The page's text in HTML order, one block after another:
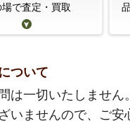
場で査定・買取
ついて
は一切いたしませ
いませんので、ご